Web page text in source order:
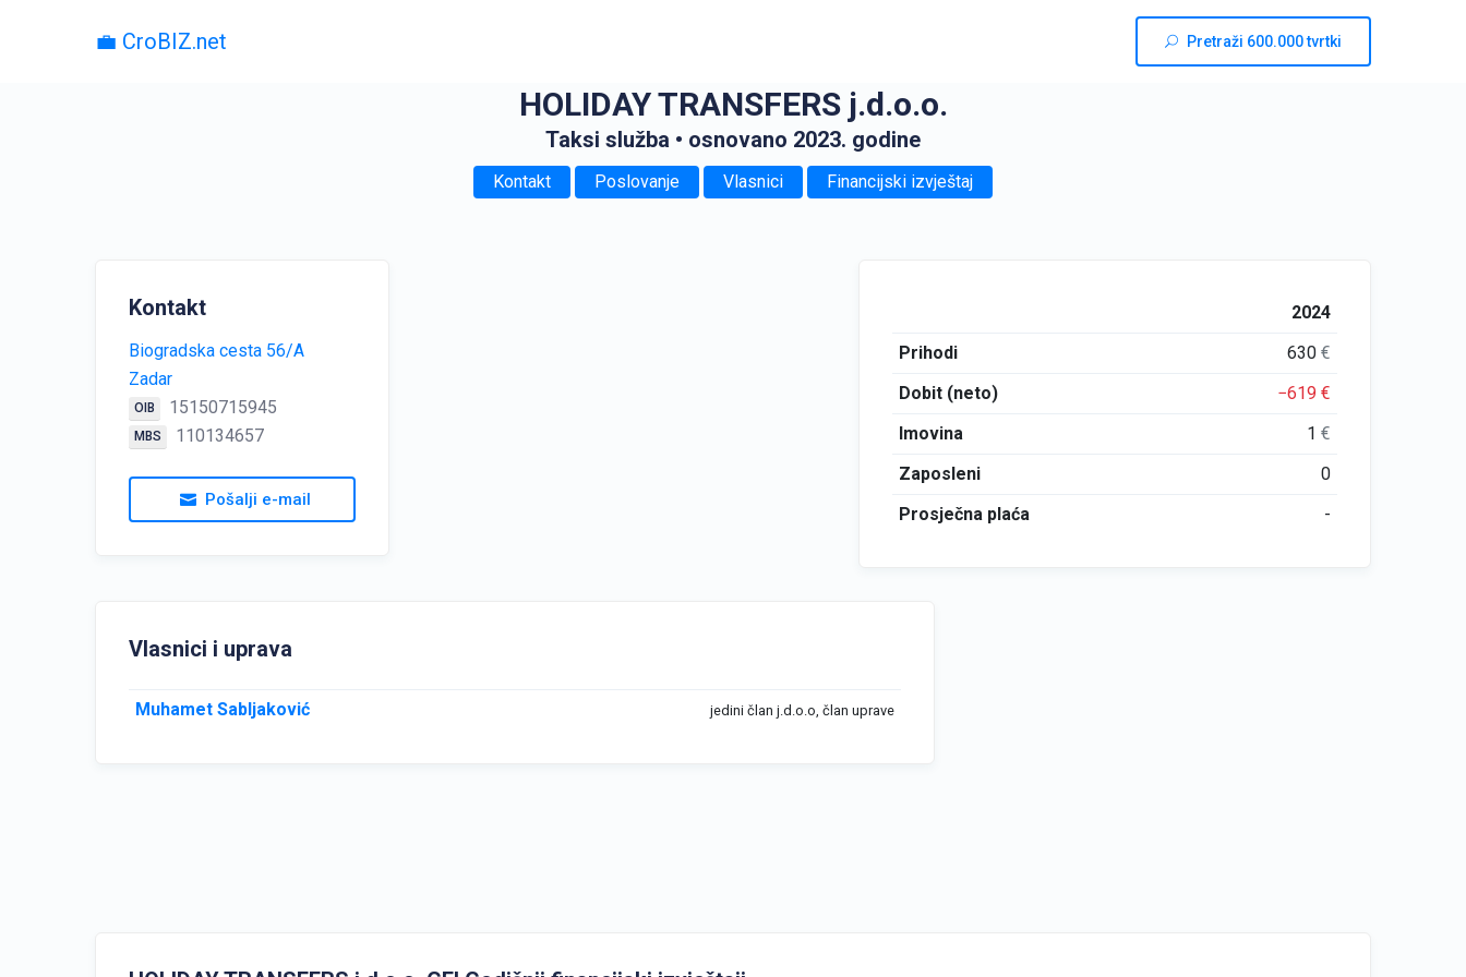
💼 CroBIZ.net Pretraži 600.000 tvrtki
HOLIDAY TRANSFERS j.d.o.o.
Taksi služba • osnovano 2023. godine
Kontakt Poslovanje Vlasnici Financijski izvještaj
Kontakt
Biogradska cesta 56/A
Zadar
OIB 15150715945
MBS 110134657
Pošalji e-mail
2024
Prihodi
630€
Dobit (neto)
−619€
Imovina
1€
Zaposleni
0
Prosječna plaća
-
Vlasnici i uprava
Muhamet Sabljaković jedini član j.d.o.o, član uprave